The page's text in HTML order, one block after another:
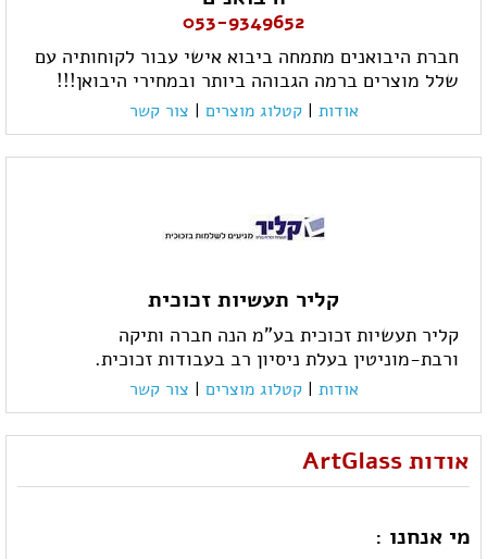
053-9349652
חברת היבואנים מתמחה ביבוא אישי עבור לקוחותיה עם
שלל מוצרים ברמה הגבוהה ביותר ובמחירי היבואן!!!
אודות | קטלוג מוצרים | צור קשר
קליר תעשיות זכוכית
קליר תעשיות זכוכית בע"מ הנה חברה ותיקה
ורבת-מוניטין בעלת ניסיון רב בעבודות זכוכית.
אודות | קטלוג מוצרים | צור קשר
אודות ArtGlass
מי אנחנו :